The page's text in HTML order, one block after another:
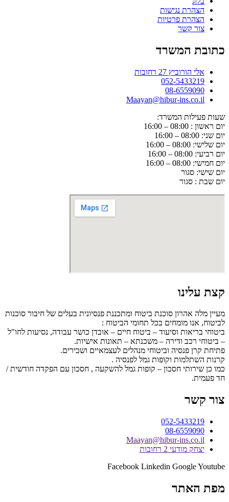
הצהרת נגישות
הצהרת פרטיות
צור קשר
כתובת המשרד
אלי הורוביץ 27 רחובות
052-5433219
08-6559090
Maayan@hibur-ins.co.il
שעות פעילות המשרד:
יום ראשון : 08:00 – 16:00
יום שני: 08:00 – 16:00
יום שלישי: 08:00 – 16:00
יום רביעי: 08:00 – 16:00
יום חמישי: 08:00 – 16:00
יום שישי: סגור
יום שבת : סגור
קצת עלינו
מעיין מלה אהרון סוכנת ביטוח ומתכננת פנסיונית בעלים של חיבור סוכנות
לביטוח, אנו מומחים בכל תחומי הביטוח :
ביטוחי בריאות וסיעוד – ביטוח חיים – אובדן כושר עבודה, נסיעות לחו"ל
– ביטוחי רכב ודירה – משכנתא – תאונות אישיות.
פתיחת קרן פנסיה וביטוחי מנהלים לעצמאיים ושכירים.
קרנות השתלמות וקופות גמל לפנסיה .
כמו כן שירותי חסכון – קופות גמל להשקעה , חסכון עם הפקדה חודשית /
חד פעמית.
צור קשר
052-5433219
08-6559090
Maayan@hibur-ins.co.il
יצחק מודעי 2 רחובות
Facebook Linkedin GoogleYoutube
מפת האתר